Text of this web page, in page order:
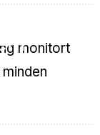
monitort
k